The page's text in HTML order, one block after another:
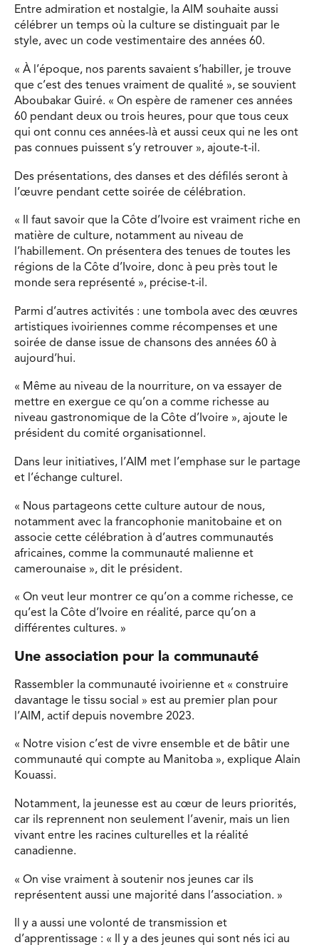
Entre admiration et nostalgie, la AIM souhaite aussi
célébrer un temps où la culture se distinguait par le
style, avec un code vestimentaire des années 60.
« À l’époque, nos parents savaient s’habiller, je trouve
que c’est des tenues vraiment de qualité », se souvient
Aboubakar Guiré. « On espère de ramener ces années
60 pendant deux ou trois heures, pour que tous ceux
qui ont connu ces années-là et aussi ceux qui ne les ont
pas connues puissent s’y retrouver », ajoute-t-il.
Des présentations, des danses et des défilés seront à
l’œuvre pendant cette soirée de célébration.
« Il faut savoir que la Côte d’Ivoire est vraiment riche en
matière de culture, notamment au niveau de
l’habillement. On présentera des tenues de toutes les
régions de la Côte d’Ivoire, donc à peu près tout le
monde sera représenté », précise-t-il.
Parmi d’autres activités : une tombola avec des œuvres
artistiques ivoiriennes comme récompenses et une
soirée de danse issue de chansons des années 60 à
aujourd’hui.
« Même au niveau de la nourriture, on va essayer de
mettre en exergue ce qu’on a comme richesse au
niveau gastronomique de la Côte d’Ivoire », ajoute le
président du comité organisationnel.
Dans leur initiatives, l’AIM met l’emphase sur le partage
et l’échange culturel.
« Nous partageons cette culture autour de nous,
notamment avec la francophonie manitobaine et on
associe cette célébration à d’autres communautés
africaines, comme la communauté malienne et
camerounaise », dit le président.
« On veut leur montrer ce qu’on a comme richesse, ce
qu’est la Côte d’Ivoire en réalité, parce qu’on a
différentes cultures. »
Une association pour la communauté
Rassembler la communauté ivoirienne et « construire
davantage le tissu social » est au premier plan pour
l’AIM, actif depuis novembre 2023.
« Notre vision c’est de vivre ensemble et de bâtir une
communauté qui compte au Manitoba », explique Alain
Kouassi.
Notamment, la jeunesse est au cœur de leurs priorités,
car ils reprennent non seulement l’avenir, mais un lien
vivant entre les racines culturelles et la réalité
canadienne.
« On vise vraiment à soutenir nos jeunes car ils
représentent aussi une majorité dans l’association. »
Il y a aussi une volonté de transmission et
d’apprentissage : « Il y a des jeunes qui sont nés ici au